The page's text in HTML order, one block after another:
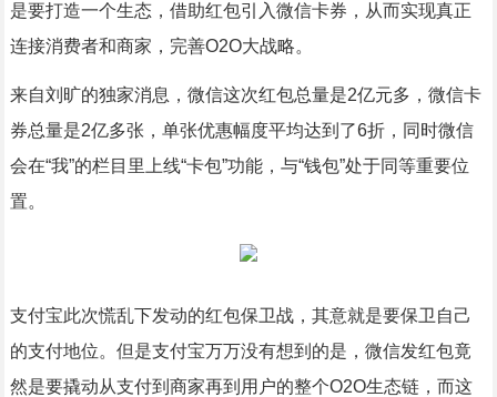
是要打造一个生态，借助红包引入微信卡券，从而实现真正
连接消费者和商家，完善O2O大战略。
来自刘旷的独家消息，微信这次红包总量是2亿元多，微信卡
券总量是2亿多张，单张优惠幅度平均达到了6折，同时微信
会在“我”的栏目里上线“卡包”功能，与“钱包”处于同等重要位
置。
支付宝此次慌乱下发动的红包保卫战，其意就是要保卫自己
的支付地位。但是支付宝万万没有想到的是，微信发红包竟
然是要撬动从支付到商家再到用户的整个O2O生态链，而这